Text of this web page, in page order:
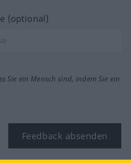
(optional)
Sie ein Mensch sind, indem Sie ein
Feedback absenden